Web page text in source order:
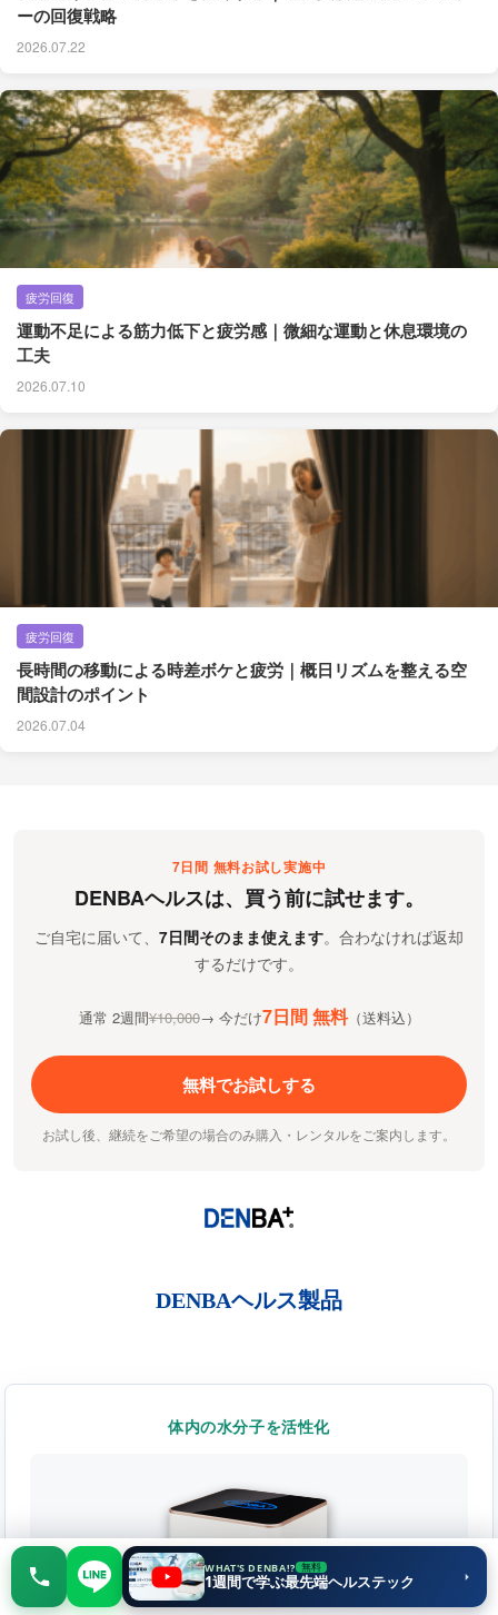
ーの回復戦略
2026.07.22
疲労回復
運動不足による筋力低下と疲労感｜微細な運動と休息環境の
工夫
2026.07.10
疲労回復
長時間の移動による時差ボケと疲労｜概日リズムを整える空
間設計のポイント
2026.07.04
7日間 無料お試し実施中
DENBAヘルスは、買う前に試せます。
ご自宅に届いて、 7日間そのまま使えます。合わなければ返却
するだけです。
通常 2週間¥10,000→ 今だけ7日間 無料（送料込）
無料でお試しする
お試し後、継続をご希望の場合のみ購入・レンタルをご案内します。
DENBAヘルス製品
体内の水分子を活性化
7日間 無料
お試しする 相談する
WHAT'S DENBA!? 無料
1週間で学ぶ最先端ヘルステック